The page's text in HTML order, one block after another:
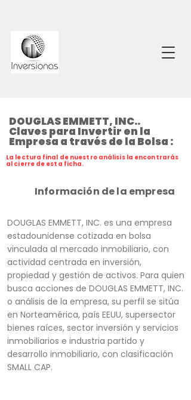
DOUGLAS EMMETT, INC..
Claves para Invertir en la
Empresa a través de la Bolsa :
La lectura final de nuestro análisis la encontrarás
al cierre de esta ficha.
Información de la empresa
DOUGLAS EMMETT, INC. es una empresa
estadounidense cotizada en bolsa
vinculada al mercado inmobiliario, con
actividad centrada en inversión,
propiedad y gestión de activos. Para quien
busca acciones de DOUGLAS EMMETT, INC.
o análisis de la empresa, su perfil se sitúa
en Norteamérica, país EEUU, supersector
bienes raíces, sector inversión y servicios
inmobiliarios e industria partido y
desarrollo inmobiliario, con clasificación
SMALL CAP.